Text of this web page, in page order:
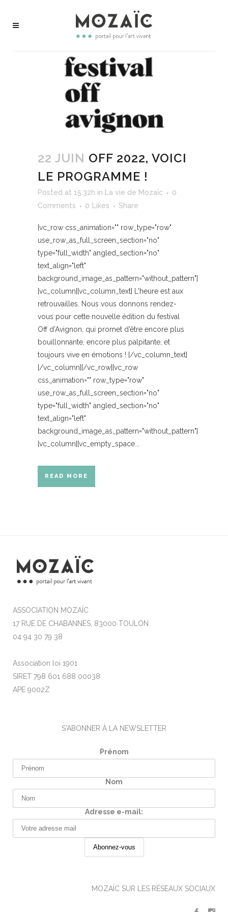
22 JUIN OFF 2022, VOICI
LE PROGRAMME !
Posted at 15:32h in La vie de Mozaïc
0
Comments
0 Likes Share
[vc_row css_animation="" row_type="row"
use_row_as_full_screen_section="no"
type="full_width" angled_section="no"
text_align="left"
background_image_as_pattern="without_pattern"]
[vc_column][vc_column_text] L'heure est aux
retrouvailles. Nous vous donnons rendez-
vous pour cette nouvelle édition du festival
Off d’Avignon, qui promet d’être encore plus
bouillonnante, encore plus palpitante, et
toujours vive en émotions ! [/vc_column_text]
[/vc_column][/vc_row][vc_row
css_animation="" row_type="row"
use_row_as_full_screen_section="no"
type="full_width" angled_section="no"
text_align="left"
background_image_as_pattern="without_pattern"]
[vc_column][vc_empty_space...
READ MORE
ASSOCIATION MOZAÏC
17 RUE DE CHABANNES, 83000 TOULON
04 94 30 79 38
Association loi 1901
SIRET 798 601 688 00038
APE 9002Z
S'ABONNER À LA NEWSLETTER
Prénom
Nom
Adresse e-mail:
MOZAÏC SUR LES RÉSEAUX SOCIAUX